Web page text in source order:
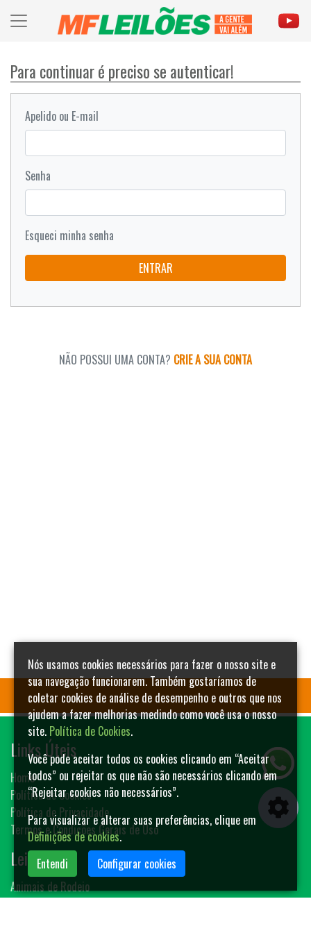
Para continuar é preciso se autenticar!
Apelido ou E-mail
Senha
Esqueci minha senha
ENTRAR
NÃO POSSUI UMA CONTA? CRIE A SUA CONTA
Links Úteis
Home
Política de Cookies
Política de Privacidade
Termos e Condições Gerais de Uso
Leilões
Animais de Rodeio
Nós usamos cookies necessários para fazer o nosso site e
sua navegação funcionarem. Também gostaríamos de
coletar cookies de análise de desempenho e outros que nos
ajudem a fazer melhorias medindo como você usa o nosso
site. Política de Cookies.
Você pode aceitar todos os cookies clicando em “Aceitar
todos” ou rejeitar os que não são necessários clicando em
“Rejeitar cookies não necessários”.
Para visualizar e alterar suas preferências, clique em
Definições de cookies.
Entendi
Configurar cookies